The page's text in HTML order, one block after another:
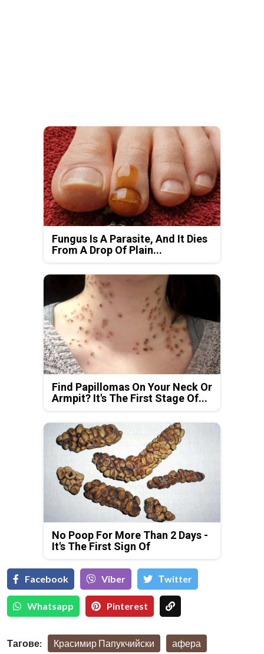
Fungus Is A Parasite, And It Dies
From A Drop Of Plain...
Find Papillomas On Your Neck Or
Armpit? It's The First Stage Of...
No Poop For More Than 2 Days -
It's The First Sign Of
Facebook Viber Тwitter
Whatsapp Pinterest
Тагове: Красимир Папукчийски афера